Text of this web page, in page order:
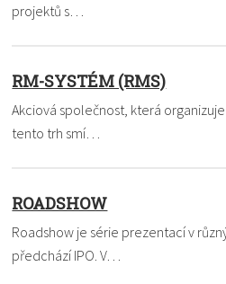
projektů s…
RM-SYSTÉM (RMS)
Akciová společnost, která
tento trh smí…
ROADSHOW
Roadshow je série prezentací v
předchází IPO. V…